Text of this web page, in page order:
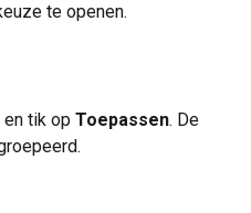
te openen.
en tik op Toepassen. De